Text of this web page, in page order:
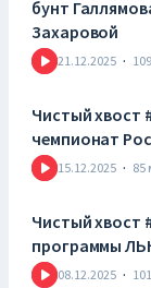
бунт
Захаровой
21.12.2025 · 109
Чистый хвост
чемпионат
15.12.2025 · 85
Чистый хвост
программы
08.12.2025 · 101